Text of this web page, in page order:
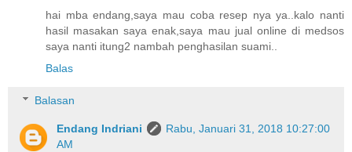
hai mba endang,saya mau coba resep nya ya..kalo nanti
hasil masakan saya enak,saya mau jual online di medsos
saya nanti itung2 nambah penghasilan suami..
Balas
Balasan
Endang Indriani
Rabu, Januari 31, 2018 10:27:00
AM